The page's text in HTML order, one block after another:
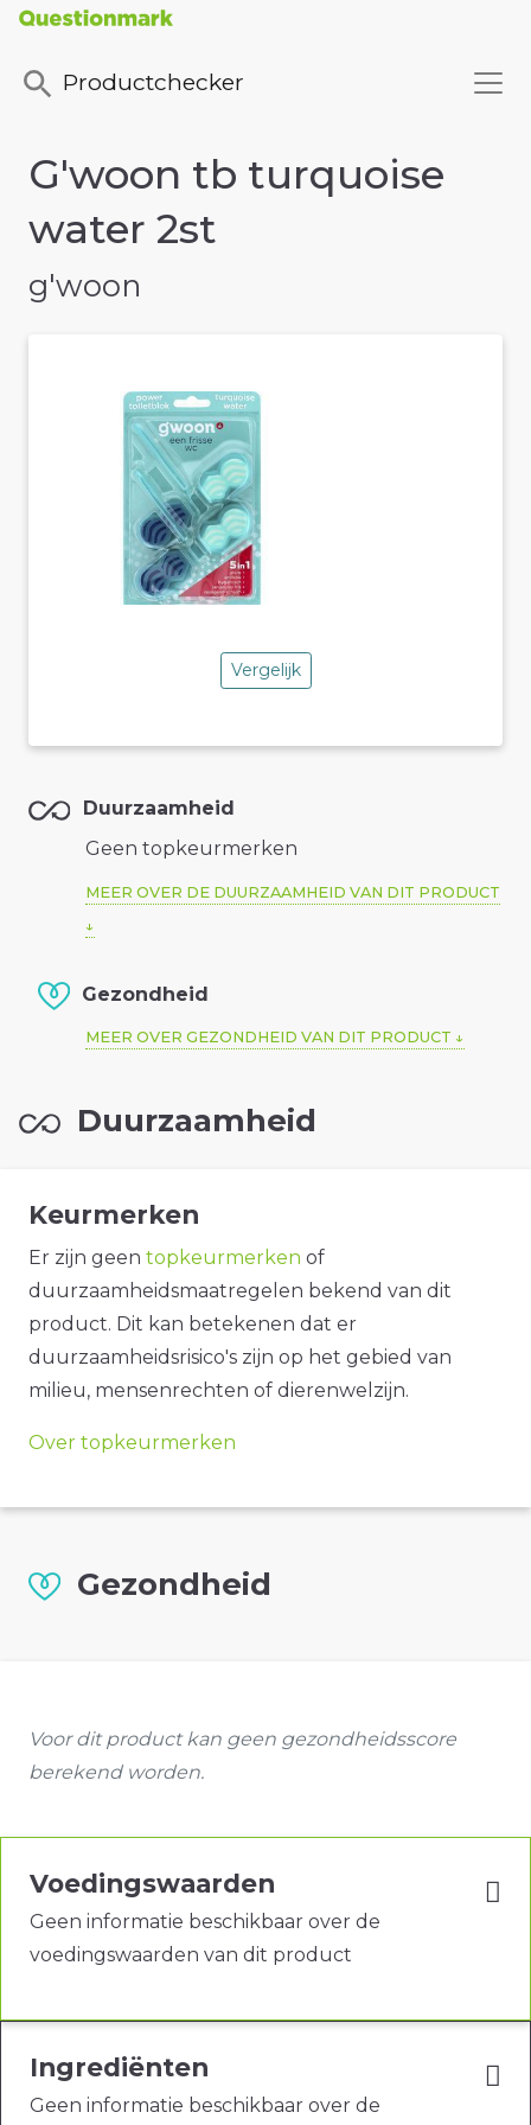
Productchecker
G'woon tb turquoise
water 2st
g'woon
Vergelijk
Duurzaamheid
Geen topkeurmerken
MEER OVER DE DUURZAAMHEID VAN DIT PRODUCT
Gezondheid
MEER OVER GEZONDHEID VAN DIT PRODUCT
Duurzaamheid
Keurmerken
Er zijn geen topkeurmerken of
duurzaamheidsmaatregelen bekend van dit
product. Dit kan betekenen dat er
duurzaamheidsrisico's zijn op het gebied van
milieu, mensenrechten of dierenwelzijn.
Over topkeurmerken
Gezondheid
Voor dit product kan geen gezondheidsscore
berekend worden.
Voedingswaarden
Geen informatie beschikbaar over de
voedingswaarden van dit product
Ingrediënten
Geen informatie beschikbaar over de